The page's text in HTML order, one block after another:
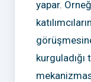
yapar.